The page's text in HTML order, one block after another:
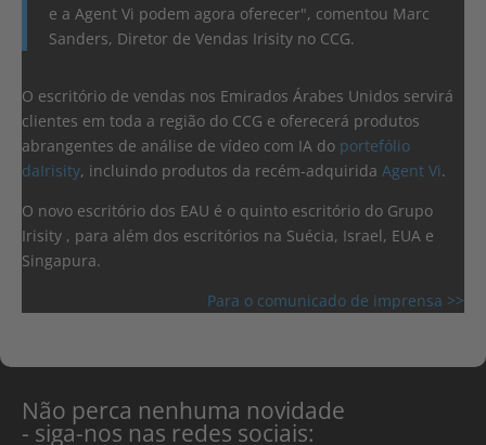
e a Agent Vi podem agora oferecer", comentou Marc
Sanders, Diretor de Vendas Irisity no CCG.
O escritório de vendas nos Emirados Árabes Unidos servirá
clientes em toda a região do CCG e oferecerá produtos
abrangentes de análise de vídeo com IA do portefólio
daIrisity, incluindo produtos da recém-adquirida Agent Vi.
O novo escritório dos EAU é o quinto escritório do Grupo
Irisity , para além dos escritórios na Suécia, Israel, EUA e
Singapura.
Para o comunicado de imprensa >>
Não perca nenhuma novidade
- siga-nos nas redes sociais: